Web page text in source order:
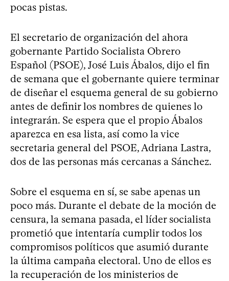
pocas pistas.
El secretario de organización del ahora
gobernante Partido Socialista Obrero
Español (PSOE), José Luis Ábalos, dijo el fin
de semana que el gobernante quiere terminar
de diseñar el esquema general de su gobierno
antes de definir los nombres de quienes lo
integrarán. Se espera que el propio Ábalos
aparezca en esa lista, así como la vice
secretaria general del PSOE, Adriana Lastra,
dos de las personas más cercanas a Sánchez.
Sobre el esquema en sí, se sabe apenas un
poco más. Durante el debate de la moción de
censura, la semana pasada, el líder socialista
prometió que intentaría cumplir todos los
compromisos políticos que asumió durante
la última campaña electoral. Uno de ellos es
la recuperación de los ministerios de